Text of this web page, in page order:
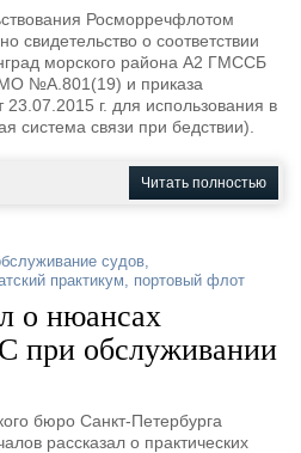
Росморречфлотом
свидетельство о соответствии
морского района А2 ГМССБ
№А.801(19) и приказа
г. для использования в
система связи при бедствии).
Читать полностью
судов,
практикум, портовый флот
о нюансах
при обслуживании
бюро Санкт-Петербурга
рассказал о практических